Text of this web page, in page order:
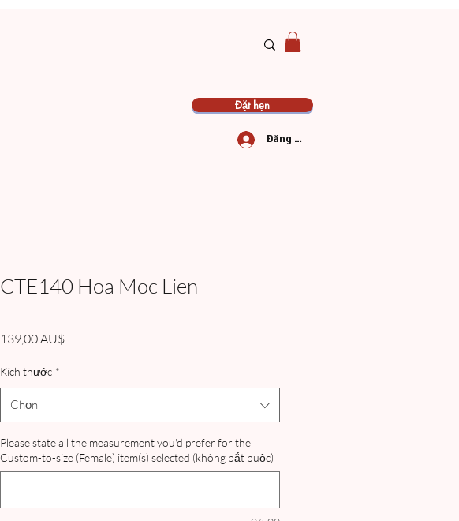
Đặt hẹn
Đăng nhập
CTE140 Hoa Moc Lien
139,00 AU$Giá
Kích thước *
Chọn
Please state all the measurement you'd prefer for the
Custom-to-size (Female) item(s) selected (không bắt buộc)